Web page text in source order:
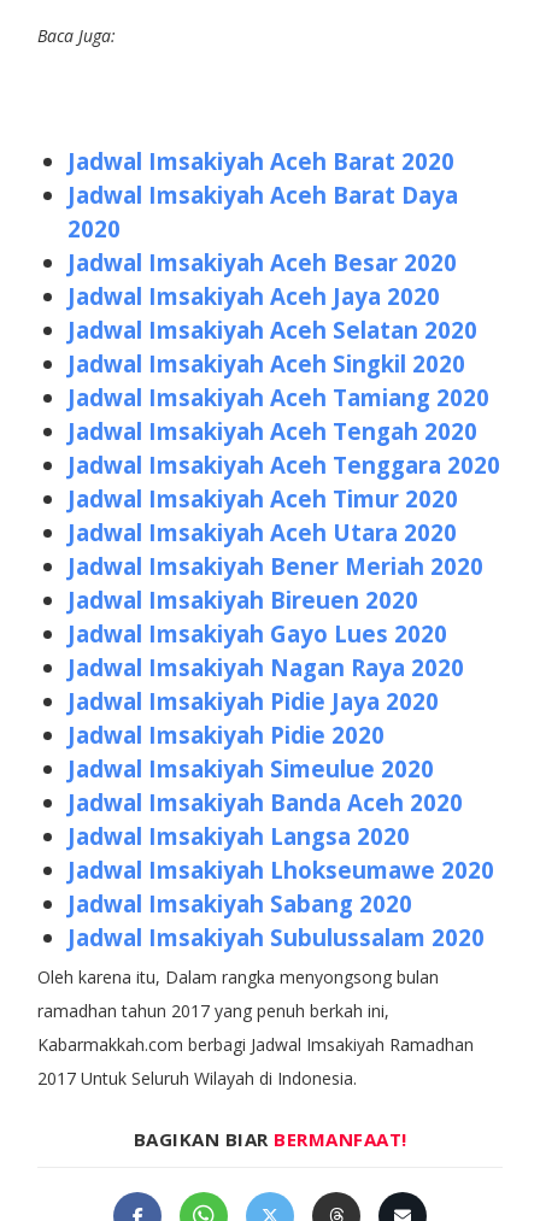
Baca Juga:
Jadwal Imsakiyah Aceh Barat 2020
Jadwal Imsakiyah Aceh Barat Daya
2020
Jadwal Imsakiyah Aceh Besar 2020
Jadwal Imsakiyah Aceh Jaya 2020
Jadwal Imsakiyah Aceh Selatan 2020
Jadwal Imsakiyah Aceh Singkil 2020
Jadwal Imsakiyah Aceh Tamiang 2020
Jadwal Imsakiyah Aceh Tengah 2020
Jadwal Imsakiyah Aceh Tenggara 2020
Jadwal Imsakiyah Aceh Timur 2020
Jadwal Imsakiyah Aceh Utara 2020
Jadwal Imsakiyah Bener Meriah 2020
Jadwal Imsakiyah Bireuen 2020
Jadwal Imsakiyah Gayo Lues 2020
Jadwal Imsakiyah Nagan Raya 2020
Jadwal Imsakiyah Pidie Jaya 2020
Jadwal Imsakiyah Pidie 2020
Jadwal Imsakiyah Simeulue 2020
Jadwal Imsakiyah Banda Aceh 2020
Jadwal Imsakiyah Langsa 2020
Jadwal Imsakiyah Lhokseumawe 2020
Jadwal Imsakiyah Sabang 2020
Jadwal Imsakiyah Subulussalam 2020
Oleh karena itu, Dalam rangka menyongsong bulan
ramadhan tahun 2017 yang penuh berkah ini,
Kabarmakkah.com berbagi Jadwal Imsakiyah Ramadhan
2017 Untuk Seluruh Wilayah di Indonesia.
BAGIKAN BIAR BERMANFAAT!